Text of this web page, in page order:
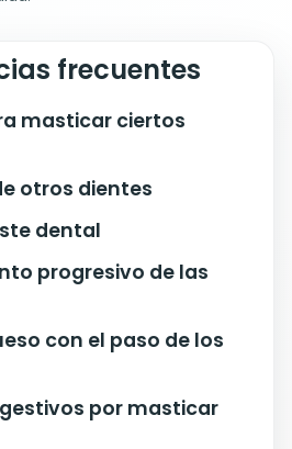
frecuentes
masticar ciertos
otros dientes
dental
progresivo de las
con el paso de los
por masticar